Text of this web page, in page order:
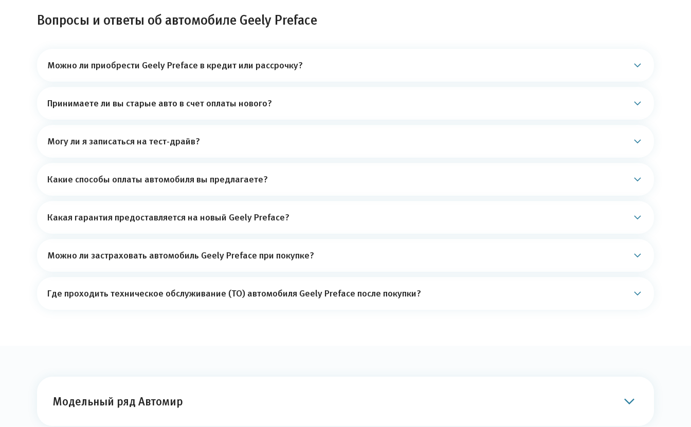
Вопросы и ответы об автомобиле Geely Preface
Можно ли приобрести Geely Preface в кредит или рассрочку?
Принимаете ли вы старые авто в счет оплаты нового?
Могу ли я записаться на тест-драйв?
Какие способы оплаты автомобиля вы предлагаете?
Какая гарантия предоставляется на новый Geely Preface?
Можно ли застраховать автомобиль Geely Preface при покупке?
Где проходить техническое обслуживание (ТО) автомобиля Geely Preface после покупки?
Модельный ряд Автомир